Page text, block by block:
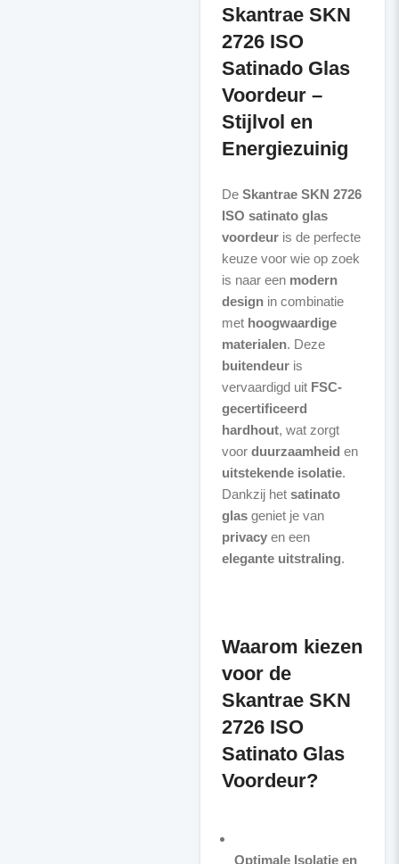
Skantrae SKN
2726 ISO
Satinado Glas
Voordeur –
Stijlvol en
Energiezuinig
De Skantrae SKN 2726
ISO satinato glas
voordeuris de perfecte
keuze voor wie op zoek
is naar een modern
designin combinatie
met hoogwaardige
materialen. Deze
buitendeuris
vervaardigd uit FSC-
gecertificeerd
hardhout, wat zorgt
voor duurzaamheid en
uitstekende isolatie.
Dankzij het satinato
glasgeniet je van
privacyen een
elegante uitstraling.
Waarom kiezen
voor de
Skantrae SKN
2726 ISO
Satinato Glas
Voordeur?
Optimale Isolatie en